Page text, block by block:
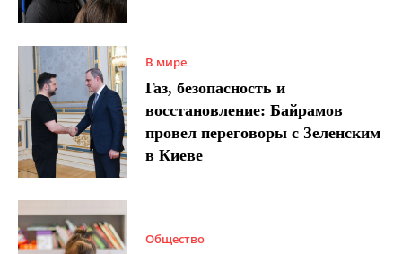
В мире
Газ, безопасность и
восстановление: Байрамов
провел переговоры с Зеленским
в Киеве
Общество